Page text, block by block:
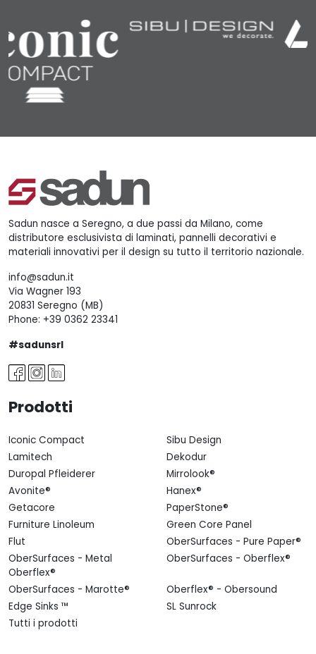
Sadun nasce a Seregno, a due passi da Milano, come
distributore esclusivista di laminati, pannelli decorativi e
materiali innovativi per il design su tutto il territorio nazionale.
info@sadun.it
Via Wagner 193
20831 Seregno (MB)
Phone: +39 0362 23341
#sadunsrl
Prodotti
Iconic Compact
Sibu Design
Lamitech
Dekodur
Duropal Pfleiderer
Mirrolook®
Avonite®
Hanex®
Getacore
PaperStone®
Furniture Linoleum
Green Core Panel
Flut
OberSurfaces - Pure Paper®
OberSurfaces - Metal
Oberflex®
OberSurfaces - Oberflex®
OberSurfaces - Marotte®
Oberflex® - Obersound
Edge Sinks ™
SL Sunrock
Tutti i prodotti